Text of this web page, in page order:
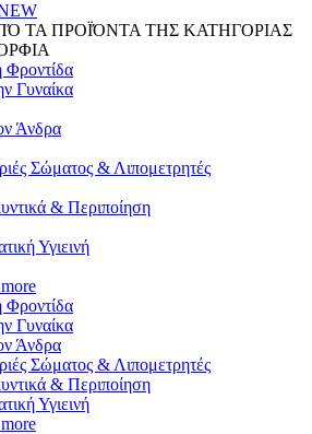
ΤΑ ΠΡΟΪΌΝΤΑ ΤΗΣ ΚΑΤΗΓΟΡΙΑΣ
Γυναίκα
Άνδρα
Σώματος & Λιπομετρητές
& Περιποίηση
Υγιεινή
Γυναίκα
Άνδρα
Σώματος & Λιπομετρητές
& Περιποίηση
Υγιεινή